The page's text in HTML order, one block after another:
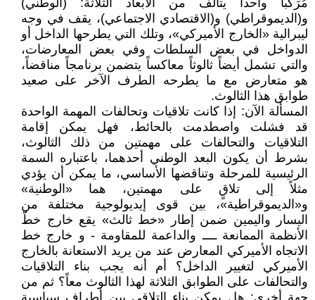
مُرَكّباً واحداً يتألف من الأبعاد الثلاثة: (الوطني)
و(الديموقراطي) و(الاقتصادي الاجتماعي)، يقف في وجه
ليبرالية «الخارج الأميركي»، وتلك التي يطرحها الداخل أو
الدواخل في بعض السلطات وفي بعض المعارضات،
والتي تشمل أيضاً ثالوثاً معاكساً يتضمن برنامجاً مناقضاً،
هو متعارض مع ما يطرحه الطرف الآخر على صعيد
طوابق هذا الثالوث.
المسألة الآن: إذا كانت تلاقيات وتحالفات المهمة الواحدة
قد فشلت واصطدمت بالحائط، فهل يمكن إقامة
التلاقيات والتحالفات على مهمتين من ذلك الثالوث،
بشرط أن يكون البعد الوطني أحدهما، باعتباره السمة
الرئيسية للمرحلة وتناقضها الأساسي، ما يمكن أن يؤدي
مثلاً إلى تلاقٍ على مهمتين، هما «الوطنية»
و«الديموقراطية»، بين قوى إيديولوجية مختلفة من
اليسار واليمين ضمن إطار «خط ثالث» يقع خارج خطّ
الأنظمة الممانعة ــــ والداعمة للمقاومة - و خارج خط
الاتجاه الأميركي المعارض عند من يريد الاستعانة بالخارج
الأميركي لتغيير الداخل؟ أم أنه يجب بناء التلاقيات
والتحالفات على الطوابق الثلاثة لهذا الثالوث معاً؟ ثم من